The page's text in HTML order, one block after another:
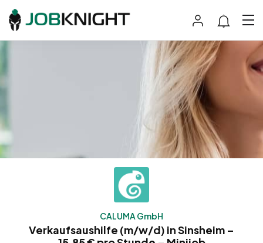
CALUMA GmbH
Verkaufsaushilfe (m/w/d) in Sinsheim –